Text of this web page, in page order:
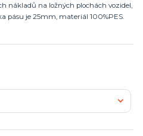
nákladů na ložných plochách vozidel,
pásu je 25mm, materiál 100%PES.